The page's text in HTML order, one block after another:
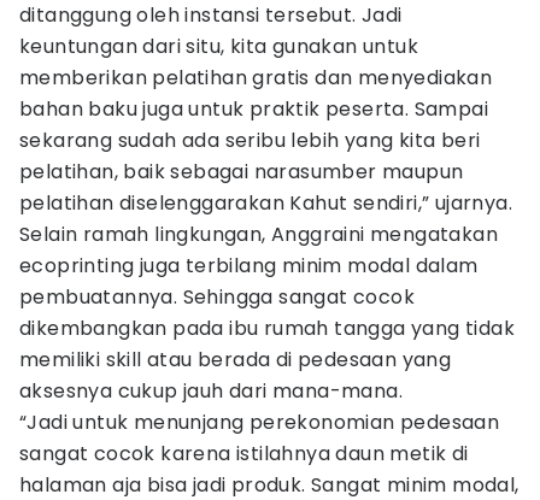
ditanggung oleh instansi tersebut. Jadi
keuntungan dari situ, kita gunakan untuk
memberikan pelatihan gratis dan menyediakan
bahan baku juga untuk praktik peserta. Sampai
sekarang sudah ada seribu lebih yang kita beri
pelatihan, baik sebagai narasumber maupun
pelatihan diselenggarakan Kahut sendiri,” ujarnya.
Selain ramah lingkungan, Anggraini mengatakan
ecoprinting juga terbilang minim modal dalam
pembuatannya. Sehingga sangat cocok
dikembangkan pada ibu rumah tangga yang tidak
memiliki skill atau berada di pedesaan yang
aksesnya cukup jauh dari mana-mana.
“Jadi untuk menunjang perekonomian pedesaan
sangat cocok karena istilahnya daun metik di
halaman aja bisa jadi produk. Sangat minim modal,